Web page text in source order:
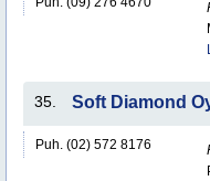
35. Soft Diamond
Puh. (02) 572 8176